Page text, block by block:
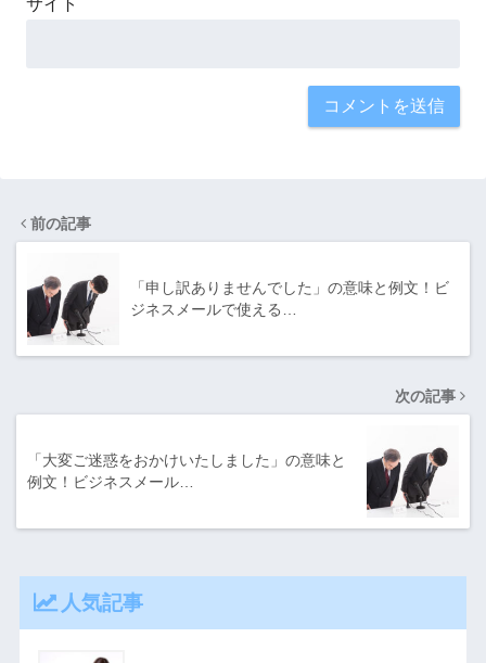
前の記事
「申し訳ありませんでした」の意味と例文！ビ
ジネスメールで使える…
次の記事
「大変ご迷惑をおかけいたしました」の意味と
例文！ビジネスメール…
人気記事